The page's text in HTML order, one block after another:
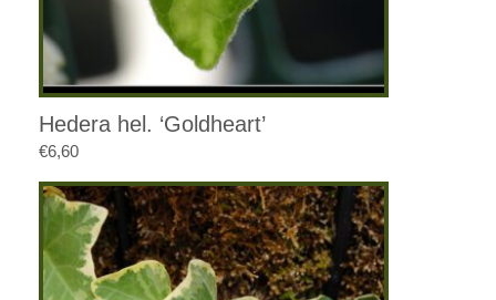
Hedera hel. ‘Goldheart’
€6,60